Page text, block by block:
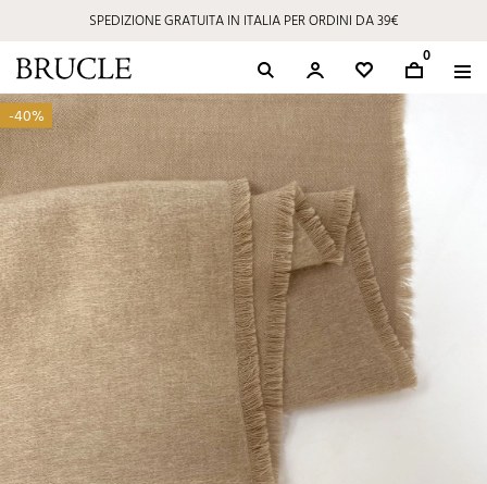
SPEDIZIONE GRATUITA IN ITALIA PER ORDINI DA 39€
0
-40%